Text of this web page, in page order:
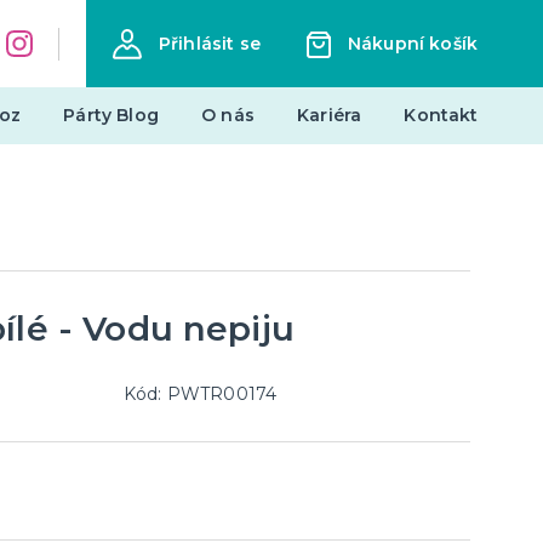
Přihlásit se Nákupní košík
Párty Blog O nás Kariéra Kontakt
Stolní hry
- Vodu nepiju
Kód: PWTR00174